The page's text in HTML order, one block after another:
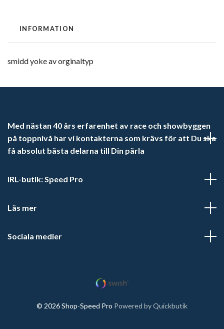
INFORMATION
smidd yoke av orginaltyp
Med nästan 40 års erfarenhet av race och showbyggen
på toppnivå har vi kontakterna som krävs för att Du ska
få absolut bästa delarna till Din pärla
IRL-butik: Speed Pro
Läs mer
Sociala medier
© 2026 Shop-Speed Pro Powered by Quickbutik